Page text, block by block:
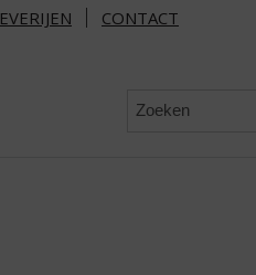
CONTACT